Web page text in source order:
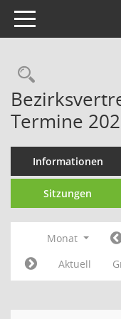
Toggle navigation
Termine
Informationen
Sitzungen
Monat
Aktuell